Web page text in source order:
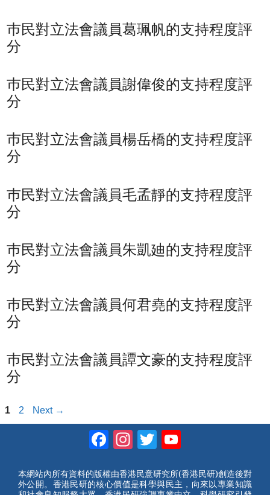
巿民對立法會議員葛珮帆的支持程度評
分
巿民對立法會議員謝偉俊的支持程度評
分
巿民對立法會議員楊岳橋的支持程度評
分
巿民對立法會議員毛孟靜的支持程度評
分
巿民對立法會議員朱凱廸的支持程度評
分
巿民對立法會議員何君堯的支持程度評
分
巿民對立法會議員譚文豪的支持程度評
分
Page
1 Page
2 Next →
Facebook
Instagram
Twitter
本網站內所有資料的版權由香港民意研究所(香港民研)創造後對
外公開。香港民研的核心價值是科學與民主，向來以專業知識